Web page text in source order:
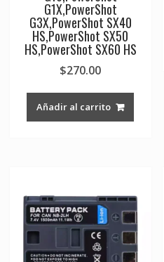
G1X,PowerShot
G3X,PowerShot SX40
HS,PowerShot SX50
HS,PowerShot SX60 HS
$270.00
Añadir al carrito